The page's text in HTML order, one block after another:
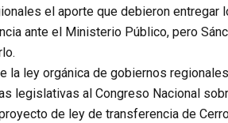
el aporte que debieron
ante el Ministerio Público, pero
la ley orgánica de gobiernos
legislativas al Congreso Nacional
de ley de transferencia de